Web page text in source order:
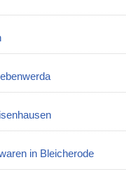
in Bleicherode